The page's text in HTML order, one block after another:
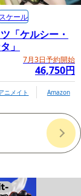
「ケルシー・
」
7月3日予約開始
46,750円
スケール
ニメイト Amazon